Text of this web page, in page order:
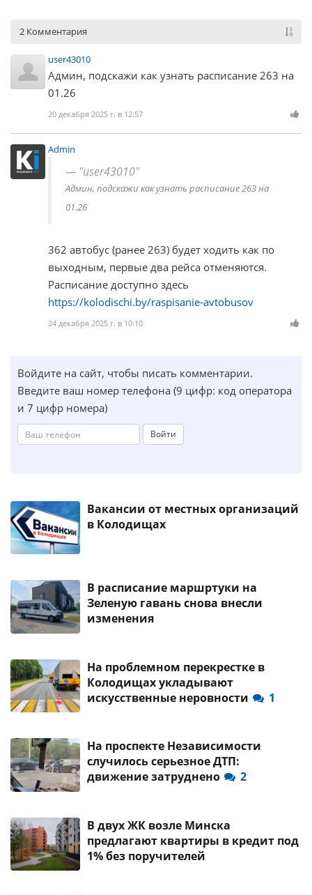
2 Комментария
user43010
Админ, подскажи как узнать расписание 263 на
01.26
20 декабря 2025 г. в 12:57
Admin
"user43010"
Админ, подскажи как узнать расписание 263 на
01.26
362 автобус (ранее 263) будет ходить как по
выходным, первые два рейса отменяются.
Расписание доступно здесь
https://kolodischi.by/raspisanie-avtobusov
24 декабря 2025 г. в 10:10
Войдите на сайт, чтобы писать комментарии.
Введите ваш номер телефона (9 цифр: код оператора
и 7 цифр номера)
Войти
Вакансии от местных организаций
в Колодищах
В расписание маршртуки на
Зеленую гавань снова внесли
изменения
На проблемном перекрестке в
Колодищах укладывают
искусственные неровности
1
На проспекте Независимости
случилось серьезное ДТП:
движение затруднено
2
В двух ЖК возле Минска
предлагают квартиры в кредит под
1% без поручителей